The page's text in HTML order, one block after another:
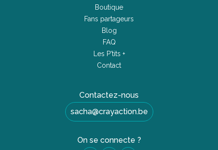
Boutique
Fans partageurs
Blog
FAQ
Les P'tits +
Contact
Contactez-nous
sacha@crayaction.be
On se connecte ?